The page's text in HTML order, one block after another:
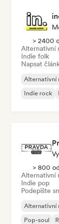
> 2400
Alternativní
Indie folk
Napsat
Alternativní
Indie rock
> 800
Alternativní
Indie pop
Podepište
Alternativní
Pop-soul